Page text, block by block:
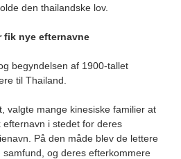
den thailandske lov.
fik nye efternavne
begyndelsen af 1900-tallet
til Thailand.
valgte mange kinesiske familier at
i stedet for deres
På den måde blev de lettere
og deres efterkommere